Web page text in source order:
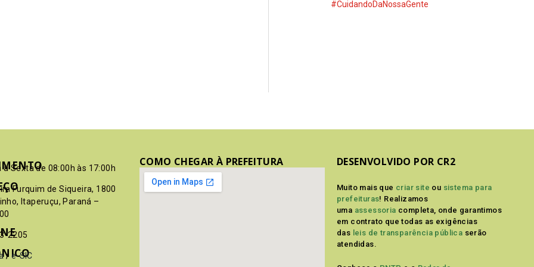
#CuidandoDaNossaGente
à Sexta de 08:00h às 17:00h
Furquim de Siqueira, 1800
Itaperuçu, Paraná –
2205
/ e-SIC
COMO CHEGAR À PREFEITURA DESENVOLVIDO POR CR2
Muito mais que criar site ou sistema para
prefeituras! Realizamos
uma assessoria completa, onde garantimos
em contrato que todas as exigências
das leis de transparência pública serão
atendidas.